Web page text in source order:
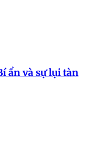
ẩn và sự lụi tàn